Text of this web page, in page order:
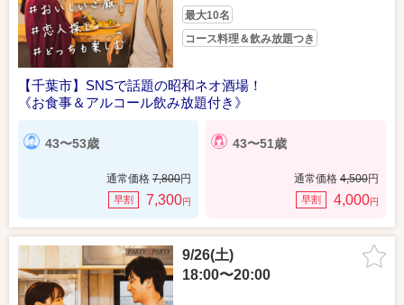
最大10名
コース料理＆飲み放題つき
【千葉市】SNSで話題の昭和ネオ酒場！
《お食事＆アルコール飲み放題付き》
43〜53歳
通常価格 7,800円
早割 7,300円
43〜51歳
通常価格 4,500円
早割 4,000円
9/26(土)
18:00〜20:00